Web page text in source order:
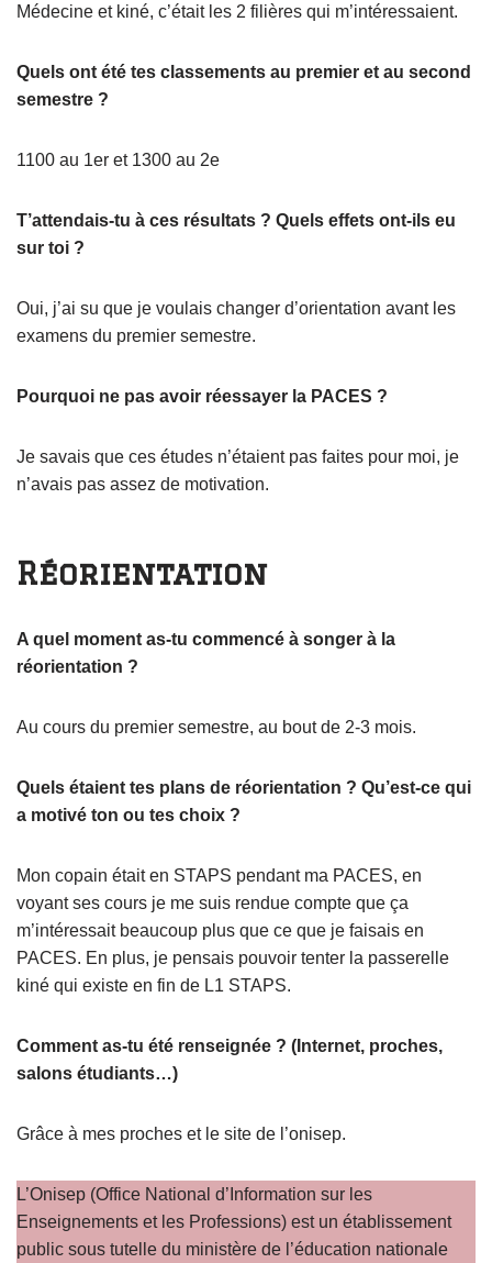
Médecine et kiné, c’était les 2 filières qui m’intéressaient.
Quels ont été tes classements au premier et au second
semestre ?
1100 au 1er et 1300 au 2e
T’attendais-tu à ces résultats ? Quels effets ont-ils eu
sur toi ?
Oui, j’ai su que je voulais changer d’orientation avant les
examens du premier semestre.
Pourquoi ne pas avoir réessayer la PACES ?
Je savais que ces études n’étaient pas faites pour moi, je
n’avais pas assez de motivation.
Réorientation
A quel moment as-tu commencé à songer à la
réorientation ?
Au cours du premier semestre, au bout de 2-3 mois.
Quels étaient tes plans de réorientation ? Qu’est-ce qui
a motivé ton ou tes choix ?
Mon copain était en STAPS pendant ma PACES, en
voyant ses cours je me suis rendue compte que ça
m’intéressait beaucoup plus que ce que je faisais en
PACES. En plus, je pensais pouvoir tenter la passerelle
kiné qui existe en fin de L1 STAPS.
Comment as-tu été renseignée ? (Internet, proches,
salons étudiants…)
Grâce à mes proches et le site de l’onisep.
L’Onisep (Office National d’Information sur les
Enseignements et les Professions) est un établissement
public sous tutelle du ministère de l’éducation nationale